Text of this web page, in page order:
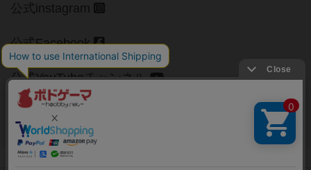
公式instagram
公式Facebook
公式YouTubeチャンネル